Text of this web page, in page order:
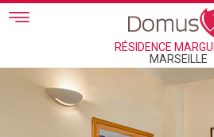
Skip to main content
RÉSIDENCE
MARSEILLE